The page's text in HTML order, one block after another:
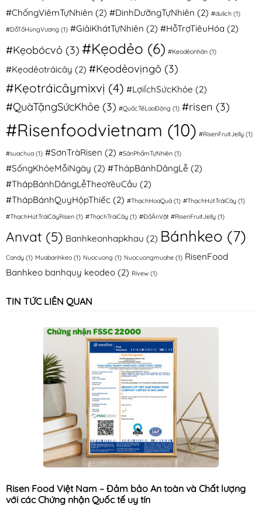
#ChốngViêmTựNhiên (2) #DinhDưỡngTựNhiên (2) #dulich (1)
#DỗTổHùngVương (1) #GiảiKhátTựNhiên (2) #HỗTrợTiêuHóa (2)
#Kẹobócvỏ (3) #Kẹodẻo (6) #Kẹodẻonhân (1)
#Kẹodẻotráicây (2) #Kẹodẻovịngô (3)
#Kẹotráicâymixvị (4) #LợiÍchSứcKhỏe (2)
#QuàTặngSứcKhỏe (3) #QuốcTếLaoĐộng (1) #risen (3)
#Risenfoodvietnam (10) #RisenFruitJelly (1)
#suachua (1) #SơnTràRisen (2) #SảnPhẩmTựNhiên (1)
#SốngKhỏeMỗiNgày (2) #ThápBánhDângLễ (2)
#ThápBánhDângLễTheoYêuCầu (2)
#ThápBánhQuyHộpThiếc (2) #ThạchHoaQuả (1) #ThạchHútTráiCây (1)
#ThạchHútTráiCâyRisen (1) #ThạchTráiCây (1) #ĐồĂnVặt #RisenFruitJelly (1)
Anvat (5) Banhkeonhapkhau (2) Bánhkeo (7)
Candy (1) Muabanhkeo (1) Nuocuong (1) Nuocuongmuahe (1) RisenFood
Banhkeo banhquy keodeo (2) Rivew (1)
TIN TỨC LIÊN QUAN
Risen Food Việt Nam – Đảm bảo An toàn và Chất lượng
với các Chứng nhận Quốc tế uy tín